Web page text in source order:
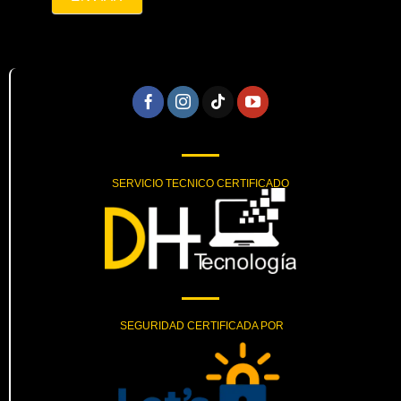
SERVICIO TECNICO CERTIFICADO
SEGURIDAD CERTIFICADA POR